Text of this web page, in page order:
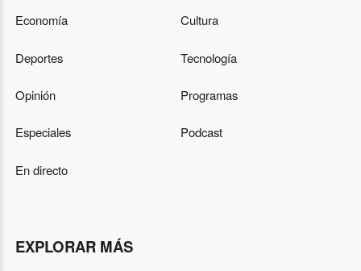
Economía Cultura
Deportes Tecnología
Opinión Programas
Especiales Podcast
En directo
EXPLORAR MÁS